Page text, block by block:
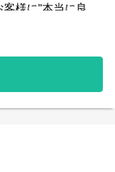
寧な接客をおこ
など
での体験がお客様
部門と計画した
る取り組みも行
様に"本当に良
め、ノルマ重視
また完全予約制
も立てやすく体
運営するD2C企業